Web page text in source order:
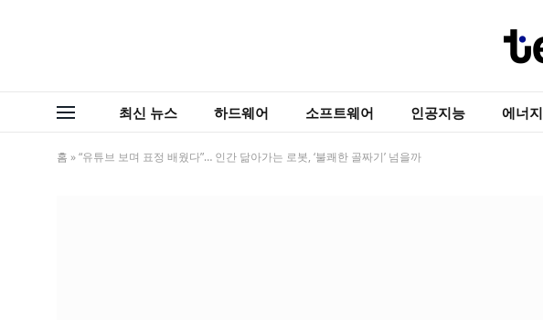
최신 뉴스 하드웨어 소프트웨어 인공지능 에너지
홈 »“유튜브 보며 표정 배웠다”… 인간 닮아가는 로봇, ‘불쾌한 골짜기’ 넘을까